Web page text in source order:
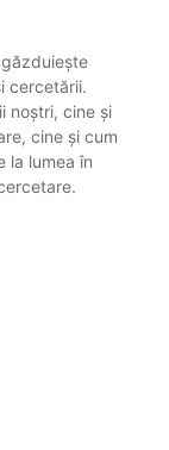
cercetării.
noștri, cine și
cine și cum
la lumea în